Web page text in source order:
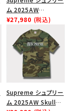
ム 2025AW
Pigment Coated
2-Tone S Logo 6-
Panel Cap ピグメン
トコーテッド 2トーン
エスロゴ 6パネルキャ
ップ ブラック
¥27,980 (税込)
Supreme シュプリー
ム 2025AW Skull